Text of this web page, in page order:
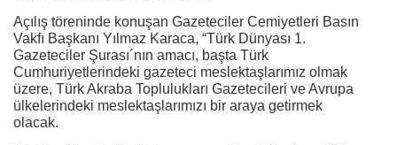
Açılış töreninde konuşan Gazeteciler Cemiyetleri Basın
Vakfı Başkanı Yılmaz Karaca, “Türk Dünyası 1.
Gazeteciler Şurası´nın amacı, başta Türk
Cumhuriyetlerindeki gazeteci meslektaşlarımız olmak
üzere, Türk Akraba Toplulukları Gazetecileri ve Avrupa
ülkelerindeki meslektaşlarımızı bir araya getirmek
olacak.